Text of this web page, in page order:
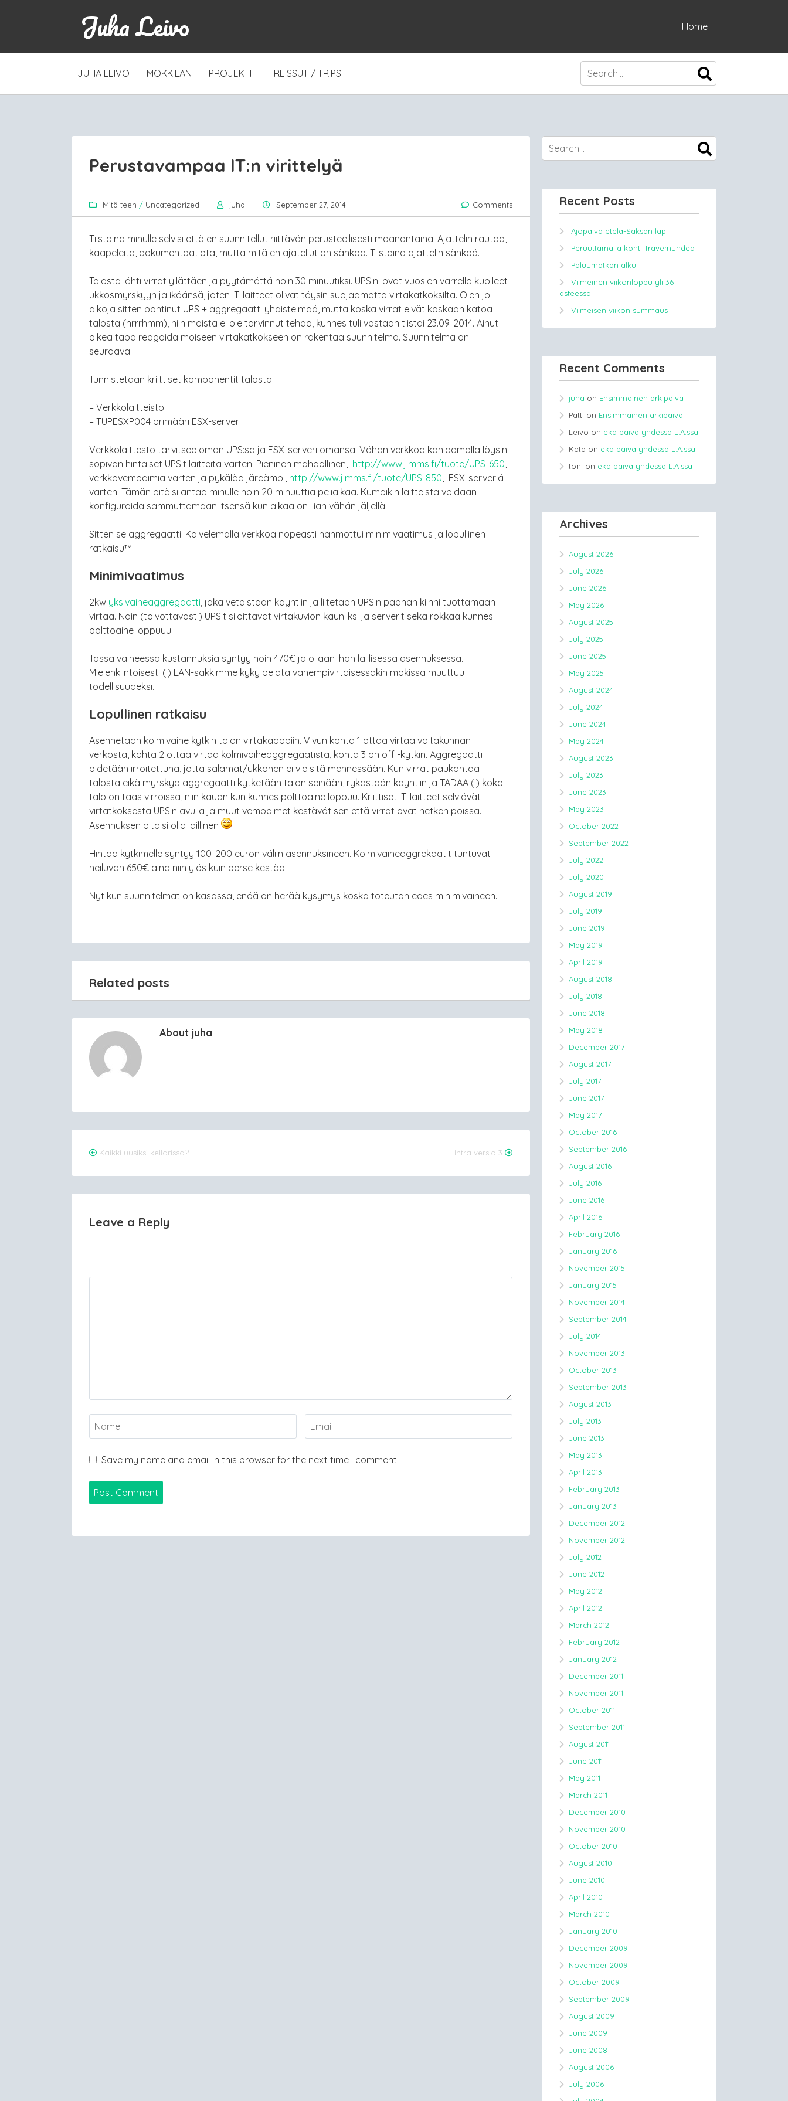
Juha Leivo Home
SKIP
JUHA LEIVO MÖKKILAN PROJEKTIT REISSUT / TRIPS
Perustavampaa IT:n virittelyä
Mitä teen / Uncategorized juha September 27, 2014 Comments
Tiistaina minulle selvisi että en suunnitellut riittävän perusteellisesti maanantaina. Ajattelin rautaa,
kaapeleita, dokumentaatiota, mutta mitä en ajatellut on sähköä. Tiistaina ajattelin sähköä.
Talosta lähti virrat yllättäen ja pyytämättä noin 30 minuutiksi. UPS:ni ovat vuosien varrella kuolleet
ukkosmyrskyyn ja ikäänsä, joten IT-laitteet olivat täysin suojaamatta virtakatkoksilta. Olen jo
aikoja sitten pohtinut UPS + aggregaatti yhdistelmää, mutta koska virrat eivät koskaan katoa
talosta (hrrrhmm), niin moista ei ole tarvinnut tehdä, kunnes tuli vastaan tiistai 23.09. 2014. Ainut
oikea tapa reagoida moiseen virtakatkokseen on rakentaa suunnitelma. Suunnitelma on
seuraava:
Tunnistetaan kriittiset komponentit talosta
– Verkkolaitteisto
– TUPESXP004 primääri ESX-serveri
Verkkolaittesto tarvitsee oman UPS:sa ja ESX-serveri omansa. Vähän verkkoa kahlaamalla löysin
sopivan hintaiset UPS:t laitteita varten. Pieninen mahdollinen, http://www.jimms.fi/tuote/UPS-650,
verkkovempaimia varten ja pykälää järeämpi, http://www.jimms.fi/tuote/UPS-850, ESX-serveriä
varten. Tämän pitäisi antaa minulle noin 20 minuuttia peliaikaa. Kumpikin laitteista voidaan
konfiguroida sammuttamaan itsensä kun aikaa on liian vähän jäljellä.
Sitten se aggregaatti. Kaivelemalla verkkoa nopeasti hahmottui minimivaatimus ja lopullinen
ratkaisu™.
Minimivaatimus
2kw yksivaiheaggregaatti, joka vetäistään käyntiin ja liitetään UPS:n päähän kiinni tuottamaan
virtaa. Näin (toivottavasti) UPS:t siloittavat virtakuvion kauniiksi ja serverit sekä rokkaa kunnes
polttoaine loppuuu.
Tässä vaiheessa kustannuksia syntyy noin 470€ ja ollaan ihan laillisessa asennuksessa.
Mielenkiintoisesti (!) LAN-sakkimme kyky pelata vähempivirtaisessakin mökissä muuttuu
todellisuudeksi.
Lopullinen ratkaisu
Asennetaan kolmivaihe kytkin talon virtakaappiin. Vivun kohta 1 ottaa virtaa valtakunnan
verkosta, kohta 2 ottaa virtaa kolmivaiheaggregaatista, kohta 3 on off -kytkin. Aggregaatti
pidetään irroitettuna, jotta salamat/ukkonen ei vie sitä mennessään. Kun virrat paukahtaa
talosta eikä myrskyä aggregaatti kytketään talon seinään, rykästään käyntiin ja TADAA (!) koko
talo on taas virroissa, niin kauan kun kunnes polttoaine loppuu. Kriittiset IT-laitteet selviävät
virtatkoksesta UPS:n avulla ja muut vempaimet kestävät sen että virrat ovat hetken poissa.
Asennuksen pitäisi olla laillinen
.
Hintaa kytkimelle syntyy 100-200 euron väliin asennuksineen. Kolmivaiheaggrekaatit tuntuvat
heiluvan 650€ aina niin ylös kuin perse kestää.
Nyt kun suunnitelmat on kasassa, enää on herää kysymys koska toteutan edes minimivaiheen.
Related posts
About juha
Post
navigation
Kaikki uusiksi kellarissa? Intra versio 3
Leave a Reply
Save my name and email in this browser for the next time I comment.
Recent Posts
Ajopäivä etelä-Saksan läpi
Peruuttamalla kohti Travemündea
Paluumatkan alku
Viimeinen viikonloppu yli 36
asteessa.
Viimeisen viikon summaus
Recent Comments
juha on Ensimmäinen arkipäivä
Patti on Ensimmäinen arkipäivä
Leivo on eka päivä yhdessä L.A.ssa
Kata on eka päivä yhdessä L.A.ssa
toni on eka päivä yhdessä L.A.ssa
Archives
August 2026
July 2026
June 2026
May 2026
August 2025
July 2025
June 2025
May 2025
August 2024
July 2024
June 2024
May 2024
August 2023
July 2023
June 2023
May 2023
October 2022
September 2022
July 2022
July 2020
August 2019
July 2019
June 2019
May 2019
April 2019
August 2018
July 2018
June 2018
May 2018
December 2017
August 2017
July 2017
June 2017
May 2017
October 2016
September 2016
August 2016
July 2016
June 2016
April 2016
February 2016
January 2016
November 2015
January 2015
November 2014
September 2014
July 2014
November 2013
October 2013
September 2013
August 2013
July 2013
June 2013
May 2013
April 2013
February 2013
January 2013
December 2012
November 2012
July 2012
June 2012
May 2012
April 2012
March 2012
February 2012
January 2012
December 2011
November 2011
October 2011
September 2011
August 2011
June 2011
May 2011
March 2011
December 2010
November 2010
October 2010
August 2010
June 2010
April 2010
March 2010
January 2010
December 2009
November 2009
October 2009
September 2009
August 2009
June 2009
June 2008
August 2006
July 2006